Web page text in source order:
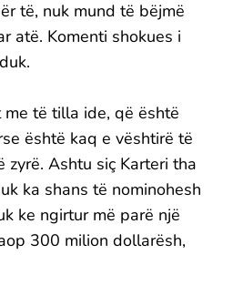
të, nuk mund të bëjmë
atë. Komenti shokues i
të tilla ide, që është
është kaq e vështirë të
Ashtu siç Karteri tha
ka shans të nominohesh
ke ngirtur më parë një
300 milion dollarësh,